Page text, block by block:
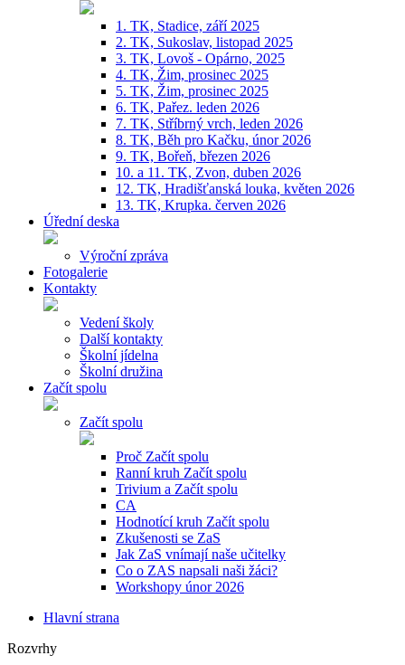
1. TK, Stadice, září 2025
2. TK, Sukoslav, listopad 2025
3. TK, Lovoš - Opárno, 2025
4. TK, Žim, prosinec 2025
5. TK, Žim, prosinec 2025
6. TK, Pařez. leden 2026
7. TK, Stříbrný vrch, leden 2026
8. TK, Běh pro Kačku, únor 2026
9. TK, Bořeň, březen 2026
10. a 11. TK, Zvon, duben 2026
12. TK, Hradišťanská louka, květen 2026
13. TK, Krupka. červen 2026
Úřední deska
Výroční zpráva
Fotogalerie
Kontakty
Vedení školy
Další kontakty
Školní jídelna
Školní družina
Začít spolu
Začít spolu
Proč Začít spolu
Ranní kruh Začít spolu
Trivium a Začít spolu
CA
Hodnotící kruh Začít spolu
Zkušenosti se ZaS
Jak ZaS vnímají naše učitelky
Co o ZAS napsali naši žáci?
Workshopy únor 2026
Hlavní strana
Rozvrhy